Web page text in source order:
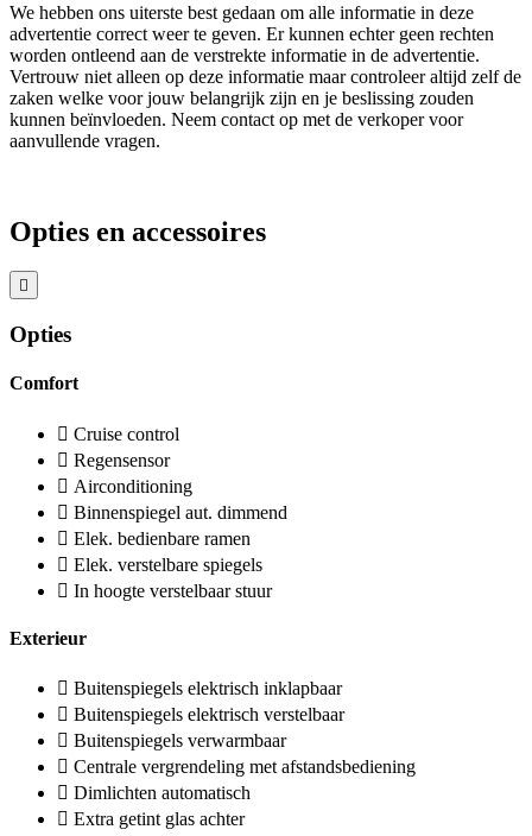
We hebben ons uiterste best gedaan om alle informatie in deze
advertentie correct weer te geven. Er kunnen echter geen rechten
worden ontleend aan de verstrekte informatie in de advertentie.
Vertrouw niet alleen op deze informatie maar controleer altijd zelf de
zaken welke voor jouw belangrijk zijn en je beslissing zouden
kunnen beïnvloeden. Neem contact op met de verkoper voor
aanvullende vragen.
Opties en accessoires
Opties
Comfort
Cruise control
Regensensor
Airconditioning
Binnenspiegel aut. dimmend
Elek. bedienbare ramen
Elek. verstelbare spiegels
In hoogte verstelbaar stuur
Exterieur
Buitenspiegels elektrisch inklapbaar
Buitenspiegels elektrisch verstelbaar
Buitenspiegels verwarmbaar
Centrale vergrendeling met afstandsbediening
Dimlichten automatisch
Extra getint glas achter